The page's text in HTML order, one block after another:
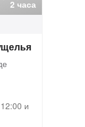
2 часа
и